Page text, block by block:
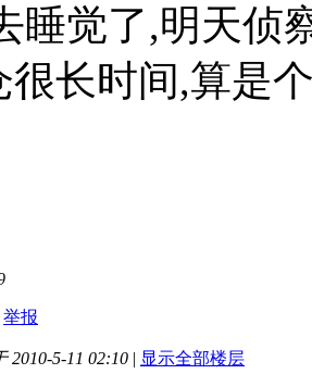
睡觉了,明天侦
很长时间,算是
举报
2010-5-11 02:10 | 显示全部楼层